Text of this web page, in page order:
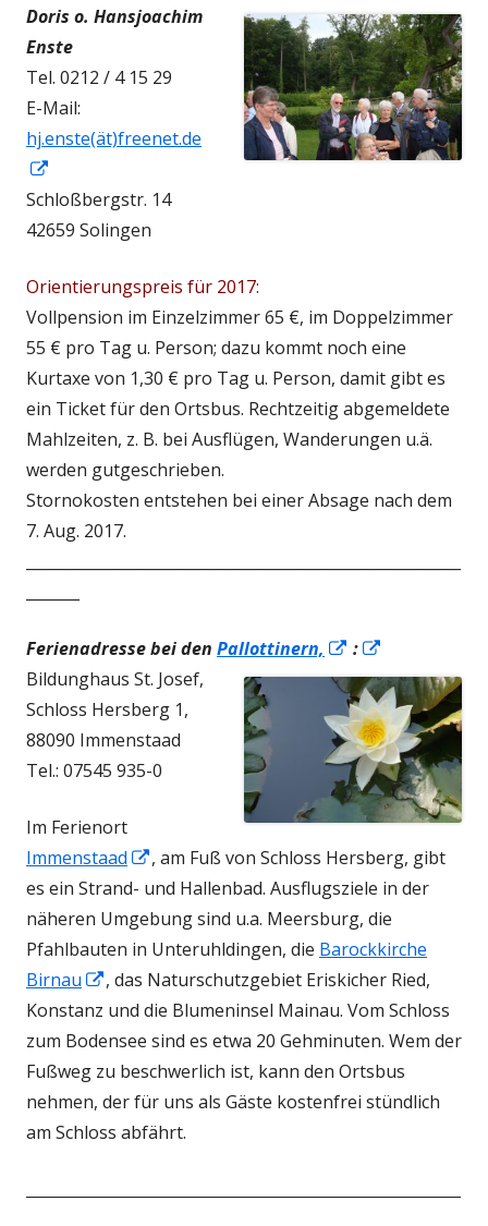
neuem
Fenster
öffnen
Doris o. Hansjoachim
Enste
Tel. 0212 / 4 15 29
E-Mail:
hj.enste(ät)freenet.de
neuem
Fenster
Schloßbergstr. 14
42659 Solingen
Orientierungspreis für 2017:
Vollpension im Einzelzimmer 65 €, im Doppelzimmer
55 € pro Tag u. Person; dazu kommt noch eine
Kurtaxe von 1,30 € pro Tag u. Person, damit gibt es
ein Ticket für den Ortsbus. Rechtzeitig abgemeldete
Mahlzeiten, z. B. bei Ausflügen, Wanderungen u.ä.
werden gutgeschrieben.
Stornokosten entstehen bei einer Absage nach dem
7. Aug. 2017.
Ferienadresse bei den Pallottinern,
In
neuem
Fenster
öffnen
:
neuem
Fenster
öffnen
Bildunghaus St. Josef,
Schloss Hersberg 1,
88090 Immenstaad
Tel.: 07545 935-0
Im Ferienort
Immenstaad
In
neuem
Fenster
öffnen
, am Fuß von Schloss Hersberg, gibt
es ein Strand- und Hallenbad. Ausflugsziele in der
näheren Umgebung sind u.a. Meersburg, die
Pfahlbauten in Unteruhldingen, die Barockkirche
Birnau
In
neuem
Fenster
öffnen
, das Naturschutzgebiet Eriskicher Ried,
Konstanz und die Blumeninsel Mainau. Vom Schloss
zum Bodensee sind es etwa 20 Gehminuten. Wem der
Fußweg zu beschwerlich ist, kann den Ortsbus
nehmen, der für uns als Gäste kostenfrei stündlich
am Schloss abfährt.